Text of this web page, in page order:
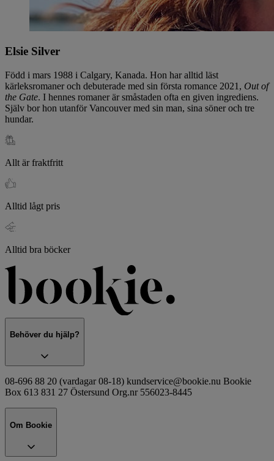
Elsie Silver
Född i mars 1988 i Calgary, Kanada. Hon har alltid läst
kärleksromaner och debuterade med sin första romance 2021, Out of
the Gate. I hennes romaner är småstaden ofta en given ingrediens.
Själv bor hon utanför Vancouver med sin man, sina söner och tre
hundar.
Allt är fraktfritt
Alltid lågt pris
Alltid bra böcker
Behöver du hjälp?
08-696 88 20 (vardagar 08-18) kundservice@bookie.nu Bookie
Box 613 831 27 Östersund Org.nr 556023-8445
Om Bookie